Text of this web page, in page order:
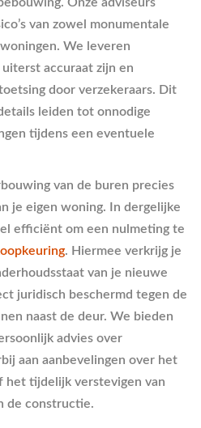
Onze adviseurs
van zowel monumentale
We leveren
accuraat zijn en
door verzekeraars. Dit
leiden tot onnodige
tijdens een eventuele
van de buren precies
je eigen woning. In dergelijke
efficiënt om een nulmeting te
. Hiermee verkrijg je
van je nieuwe
juridisch beschermd tegen de
naast de deur. We bieden
advies over
aan aanbevelingen over het
het tijdelijk verstevigen van
de constructie.